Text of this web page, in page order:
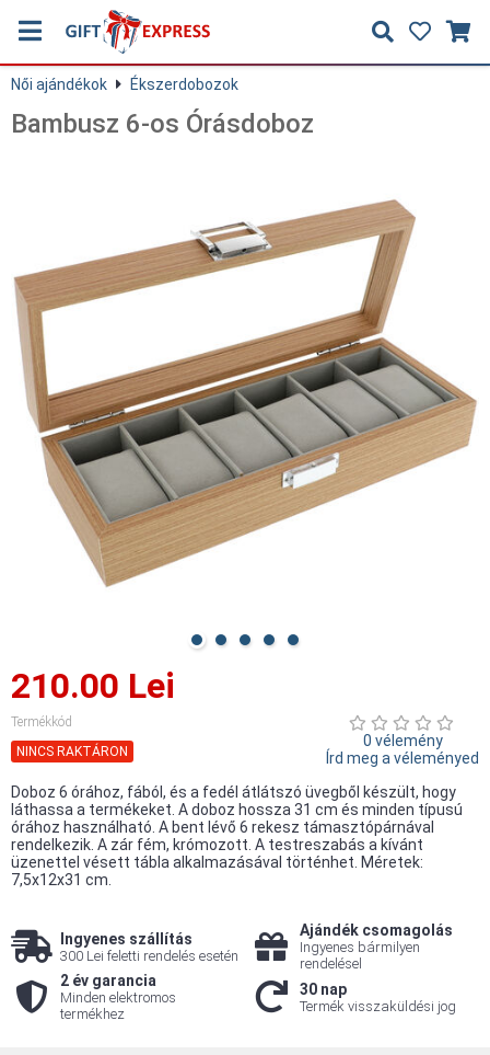
Női ajándékok Ékszerdobozok
Bambusz 6-os Órásdoboz
210.00 Lei
Termékkód
NINCS RAKTÁRON
0 vélemény
Írd meg a véleményed
Doboz 6 órához, fából, és a fedél átlátszó üvegből készült, hogy
láthassa a termékeket. A doboz hossza 31 cm és minden típusú
órához használható. A bent lévő 6 rekesz támasztópárnával
rendelkezik. A zár fém, krómozott. A testreszabás a kívánt
üzenettel vésett tábla alkalmazásával történhet. Méretek:
7,5x12x31 cm.
Ingyenes szállítás
300 Lei feletti rendelés esetén
Ajándék csomagolás
Ingyenes bármilyen
rendelésel
2 év garancia
Minden elektromos
termékhez
30 nap
Termék visszaküldési jog